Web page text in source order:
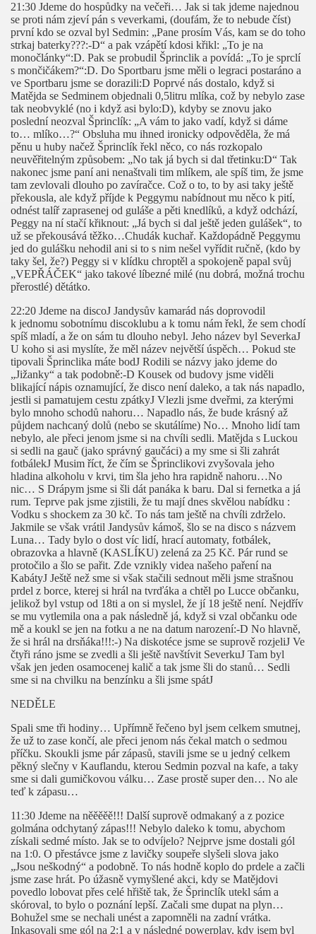
21:30 Jdeme do hospůdky na večeři… Jak si tak jdeme najednou
se proti nám zjeví pán s veverkami, (doufám, že to nebude číst)
první kdo se ozval byl Sedmin: „Pane prosím Vás, kam se do toho
strkaj baterky???:-D“ a pak vzápětí kdosi křikl: „To je na
monočlánky“:D. Pak se probudil Šprinclik a povídá: „To je sprclí
s mončičákem?“:D. Do Sportbaru jsme měli o legraci postaráno a
ve Sportbaru jsme se dorazili:D Poprvé nás dostalo, když si
Matějda se Sedminem objednali 0,5litru mlíka, což by nebylo zase
tak neobvyklé (no i když asi bylo:D), kdyby se znovu jako
poslední neozval Šprinclík: „A vám to jako vadí, když si dáme
to… mlíko…?“ Obsluha mu ihned ironicky odpověděla, že má
pěnu u huby načež Šprinclík řekl něco, co nás rozkopalo
neuvěřitelným způsobem: „No tak já bych si dal třetinku:D“ Tak
nakonec jsme paní ani nenaštvali tim mlíkem, ale spíš tim, že jsme
tam zevlovali dlouho po zavíračce. Což o to, to by asi taky ještě
překousla, ale když příjde k Peggymu nabídnout mu něco k pití,
odnést talíř zaprasenej od guláše a pěti knedlíků, a když odchází,
Peggy na ní stačí křiknout: „Já bych si dal ještě jeden gulášek“, to
už se překousává těžko…Chudák kuchař. Každopádně Peggymu
jed do gulášku nehodil ani si to s nim nešel vyřídit ručně, (kdo by
taky šel, že?) Peggy si v klídku chroptěl a spokojeně papal svůj
„VEPŘÁČEK“ jako takové líbezné milé (nu dobrá, možná trochu
přerostlé) dětátko.
22:20 Jdeme na discoJ Jandysův kamarád nás doprovodil
k jednomu sobotnímu discoklubu a k tomu nám řekl, že sem chodí
spíš mladí, a že on sám tu dlouho nebyl. Jeho název byl SeverkaJ
U koho si asi myslíte, že měl název největší úspěch… Pokud ste
tipovali Šprinclika máte bodJ Rodili se názvy jako jdeme do
„Jižanky“ a tak podobně:-D Kousek od budovy jsme viděli
blikající nápis oznamující, že disco není daleko, a tak nás napadlo,
jestli si pamatujem cestu zpátkyJ Vlezli jsme dveřmi, za kterými
bylo mnoho schodů nahoru… Napadlo nás, že bude krásný až
půjdem nachcaný dolů (nebo se skutálíme) No… Mnoho lidí tam
nebylo, ale přeci jenom jsme si na chvíli sedli. Matějda s Luckou
si sedli na gauč (jako správný gaučáci) a my sme si šli zahrát
fotbálekJ Musim říct, že čím se Šprinclikovi zvyšovala jeho
hladina alkoholu v krvi, tim šla jeho hra rapidně nahoru…No
nic… S Drápym jsme si šli dát panáka k baru. Dal si fernetka a já
rum. Teprve pak jsme zjistili, že tu mají dnes skvělou nabídku :
Vodku s shockem za 30 kč. To nás tam ještě na chvíli zdrželo.
Jakmile se však vrátil Jandysův kámoš, šlo se na disco s názvem
Luna… Tady bylo o dost víc lidí, hrací automaty, fotbálek,
obrazovka a hlavně (KASLÍKU) zelená za 25 Kč. Pár rund se
protočilo a šlo se pařit. Zde vznikly videa našeho paření na
KabátyJ Ještě než sme si však stačili sednout měli jsme strašnou
prdel z borce, kterej si hrál na tvrďáka a chtěl po Lucce občanku,
jelikož byl vstup od 18ti a on si myslel, že jí 18 ještě není. Nejdřív
se mu vytlemila ona a pak následně já, když si vzal občanku ode
mě a koukl se jen na fotku a ne na datum narození:-D No hlavně,
že si hrál na drsňáka!!!:-) Na diskotéce jsme se suprově rozjeliJ Ve
čtyři ráno jsme se zvedli a šli ještě navštívit SeverkuJ Tam byl
však jen jeden osamocenej kalič a tak jsme šli do stanů… Sedli
sme si na chvilku na benzínku a šli jsme spátJ
NEDĚLE
Spali sme tři hodiny… Upřímně řečeno byl jsem celkem smutnej,
že už to zase končí, ale přeci jenom nás čekal match o sedmou
příčku. Skoukli jsme pár zápasů, stavili jsme se u jedný celkem
pěkný slečny v Kauflandu, kterou Sedmin pozval na kafe, a taky
sme si dali gumičkovou válku… Zase prostě super den… No ale
teď k zápasu…
11:30 Jdeme na něěěěě!!! Další suprově odmakaný a z pozice
golmána odchytaný zápas!!! Nebylo daleko k tomu, abychom
získali sedmé místo. Jak se to odvíjelo? Nejprve jsme dostali gól
na 1:0. O přestávce jsme z lavičky soupeře slyšeli slova jako
„Jsou neškodný“ a podobně. To nás hodně koplo do prdele a začli
jsme zase hrát. Po úžasně vymyšlené akci, kdy se Matějdovi
povedlo lobovat přes celé hřiště tak, že Šprinclík utekl sám a
skóroval, to bylo o poznání lepší. Začali sme dupat na plyn…
Bohužel sme se nechali unést a zapomněli na zadní vrátka.
Inkasovali sme gól na 2:1 a v následné powerplay, kdy jsem byl